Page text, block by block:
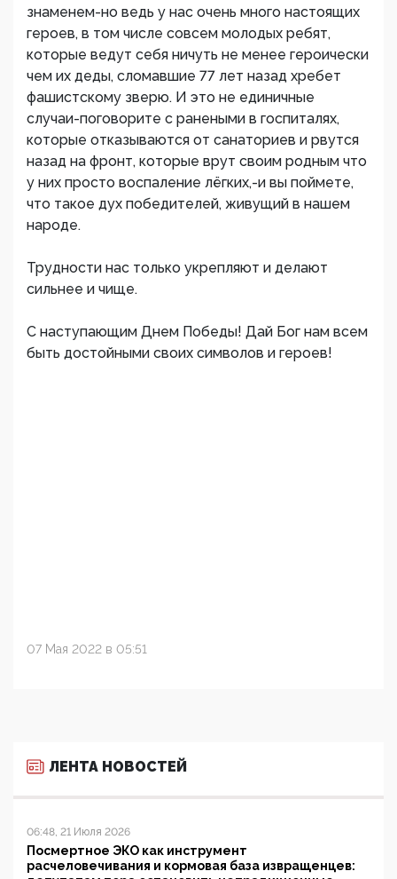
знаменем-но ведь у нас очень много настоящих
героев, в том числе совсем молодых ребят,
которые ведут себя ничуть не менее героически
чем их деды, сломавшие 77 лет назад хребет
фашистскому зверю. И это не единичные
случаи-поговорите с ранеными в госпиталях,
которые отказываются от санаториев и рвутся
назад на фронт, которые врут своим родным что
у них просто воспаление лёгких,-и вы поймете,
что такое дух победителей, живущий в нашем
народе.
Трудности нас только укрепляют и делают
сильнее и чище.
С наступающим Днем Победы! Дай Бог нам всем
быть достойными своих символов и героев!
07 Мая 2022 в 05:51
ЛЕНТА НОВОСТЕЙ
06:48, 21 Июля 2026
Посмертное ЭКО как инструмент
расчеловечивания и кормовая база извращенцев: